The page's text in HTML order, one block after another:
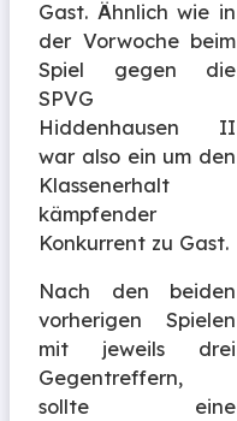
Gast. Ähnlich wie in
der Vorwoche beim
Spiel gegen die
SPVG
Hiddenhausen II
war also ein um den
Klassenerhalt
kämpfender
Konkurrent zu Gast.
Nach den beiden
vorherigen Spielen
mit jeweils drei
Gegentreffern,
sollte eine